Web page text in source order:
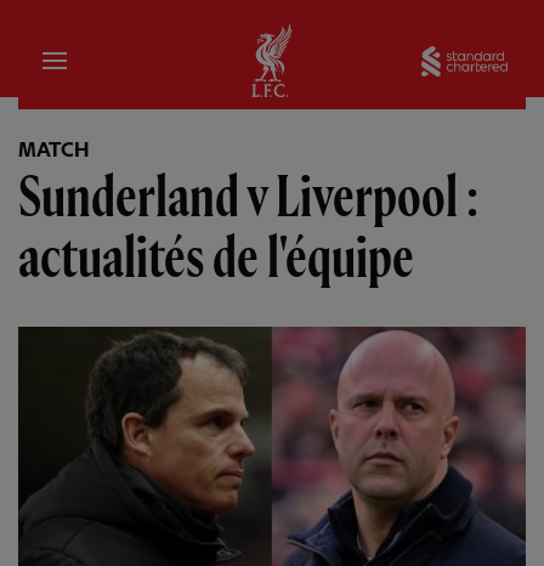
Domicile
MATCH
Sunderland v Liverpool :
actualités de l'équipe